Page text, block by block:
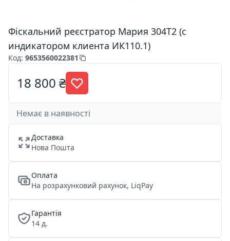
Фіскальний реєстратор Мария 304Т2 (с
индикатором клиента ИК110.1)
Код: 9653560022381
18 800 ₴
Немає в наявності
Доставка
Нова Пошта
Оплата
На розрахунковий рахунок, LiqPay
Гарантія
14 д.